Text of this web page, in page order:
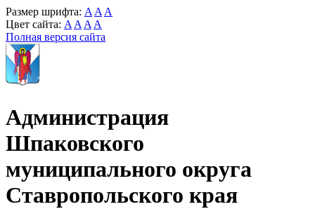
Размер шрифта: A A A
Цвет сайта: A A A A
Полная версия сайта
Администрация
Шпаковского
муниципального округа
Ставропольского края